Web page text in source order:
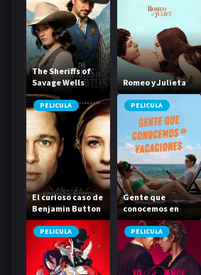
The Sheriffs of
Savage Wells
Romeo y Julieta
PELICULA
El curioso caso de
Benjamin Button
PELICULA
Gente que
conocemos en
vacaciones
PELICULA PELICULA